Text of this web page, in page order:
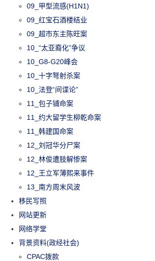
09_甲型流感(H1N1)
09_红宝石酒楼结业
09_超市东主陈旺案
10_“太亚裔化”争议
10_G8-G20峰会
10_十字弩射杀案
10_法登“间谍论”
11_包子铺命案
11_约大留学生柳乾命案
11_韩建国命案
12_刘冠华分尸案
12_林俊遭肢解惨案
12_王立军薄熙来事件
13_南方周末风波
移民写照
网站更新
网络学堂
背景资料(政经社会)
CPAC拨款